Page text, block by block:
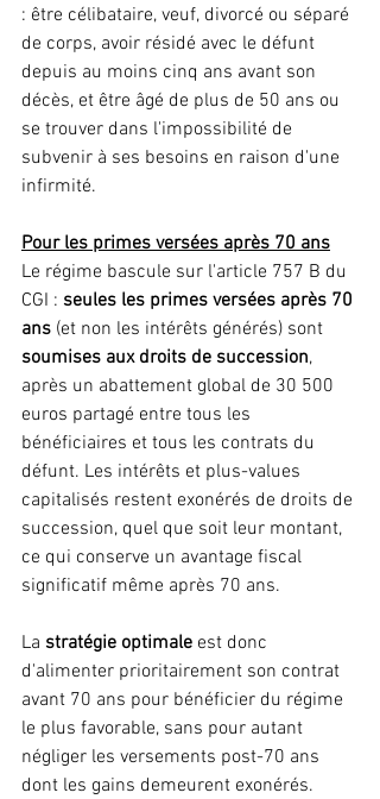
: être célibataire, veuf, divorcé ou séparé
de corps, avoir résidé avec le défunt
depuis au moins cinq ans avant son
décès, et être âgé de plus de 50 ans ou
se trouver dans l'impossibilité de
subvenir à ses besoins en raison d'une
infirmité.
Pour les primes versées après 70 ans
Le régime bascule sur l'article 757 B du
CGI : seules les primes versées après 70
ans (et non les intérêts générés) sont
soumises aux droits de succession,
après un abattement global de 30 500
euros partagé entre tous les
bénéficiaires et tous les contrats du
défunt. Les intérêts et plus-values
capitalisés restent exonérés de droits de
succession, quel que soit leur montant,
ce qui conserve un avantage fiscal
significatif même après 70 ans.
La stratégie optimale est donc
d'alimenter prioritairement son contrat
avant 70 ans pour bénéficier du régime
le plus favorable, sans pour autant
négliger les versements post-70 ans
dont les gains demeurent exonérés.